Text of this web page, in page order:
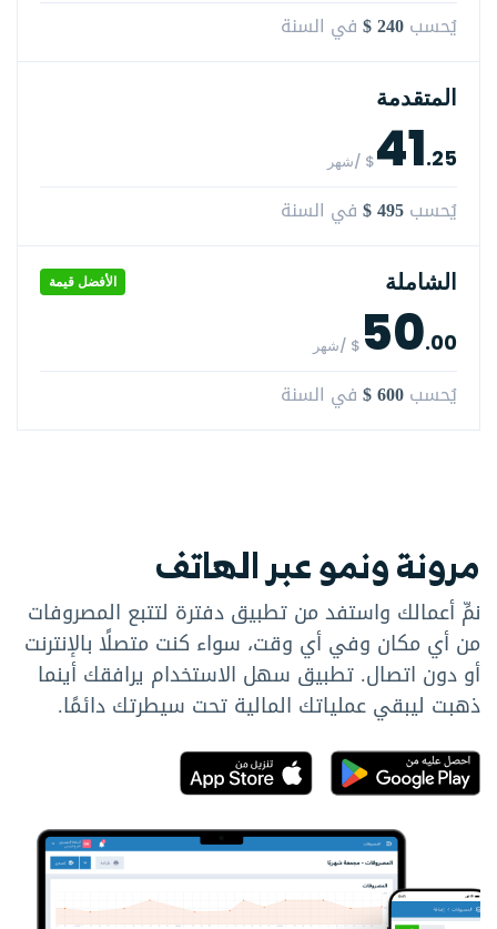
يُحسب $ 240 في السنة
المتقدمة
41.25 $ /شهر
يُحسب $ 495 في السنة
الشاملة الأفضل قيمة
50.00 $ /شهر
يُحسب $ 600 في السنة
مرونة ونمو عبر الهاتف
نمِّ أعمالك واستفد من تطبيق دفترة لتتبع المصروفات
من أي مكان وفي أي وقت، سواء كنت متصلًا بالإنترنت
أو دون اتصال. تطبيق سهل الاستخدام يرافقك أينما
ذهبت ليبقي عملياتك المالية تحت سيطرتك دائمًا.